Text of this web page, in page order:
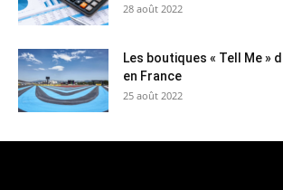
28 août 2022
Les boutiques « Tell Me »
en France
25 août 2022